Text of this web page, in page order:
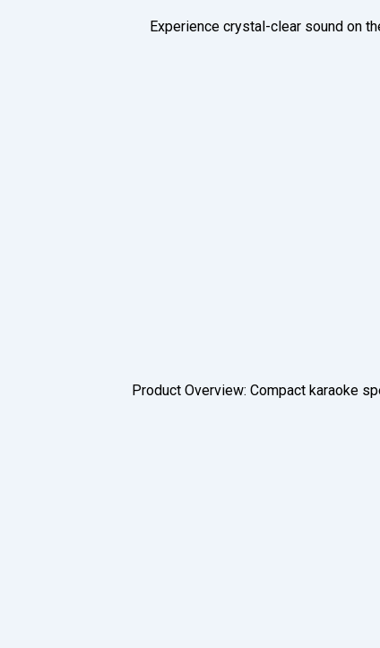
Experience crystal-clear sound on
Product Overview: Compact karaoke